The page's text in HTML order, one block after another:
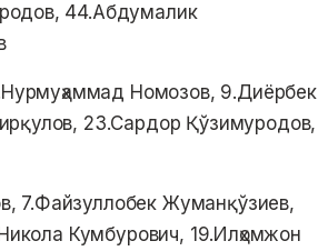
44.Абдумалик
Номозов, 9.Диёрбек
23.Сардор Қўзимуродов,
7.Файзуллобек Жуманқўзиев,
Кумбурович, 19.Илҳомжон